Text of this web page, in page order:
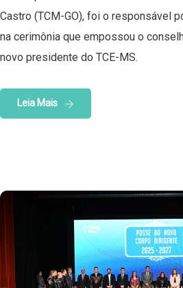
Castro (TCM-GO), foi o responsável
na cerimônia que empossou o
novo presidente do TCE-MS.
Leia Mais